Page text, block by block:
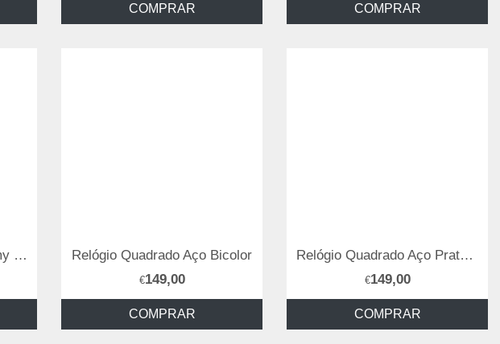
COMPRAR COMPRAR
Relógio Mulher Aço Tommy Hilfiger Relógio Quadrado Aço Bicolor
€149,00
COMPRAR
Relógio Quadrado Aço Prateado
€149,00
COMPRAR